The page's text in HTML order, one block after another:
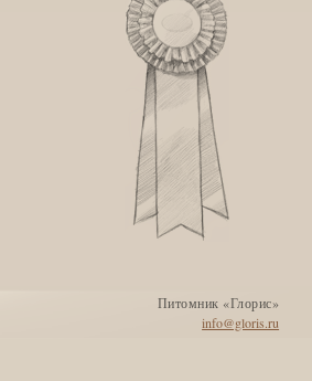
Питомник «Глорис»
info@gloris.ru